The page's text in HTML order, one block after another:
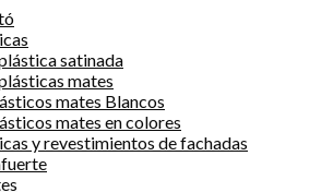
satinada
mates
mates Blancos
mates en colores
y revestimientos de fachadas